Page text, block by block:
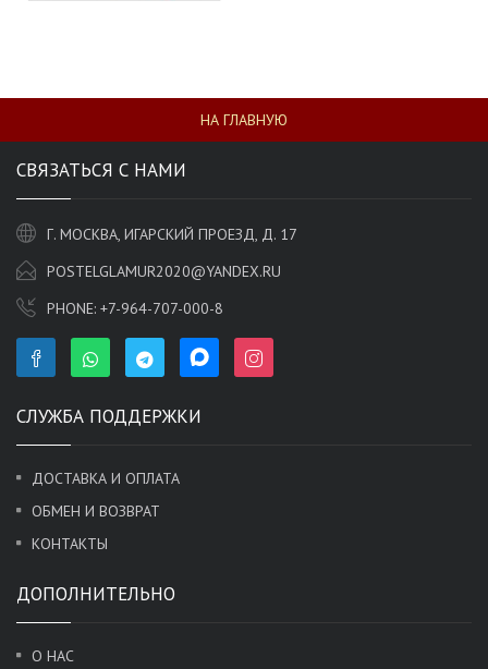
НА ГЛАВНУЮ
СВЯЗАТЬСЯ С НАМИ
Г. МОСКВА, ИГАРСКИЙ ПРОЕЗД, Д. 17
POSTELGLAMUR2020@YANDEX.RU
PHONE: +7-964-707-000-8
СЛУЖБА ПОДДЕРЖКИ
ДОСТАВКА И ОПЛАТА
ОБМЕН И ВОЗВРАТ
КОНТАКТЫ
ДОПОЛНИТЕЛЬНО
О НАС